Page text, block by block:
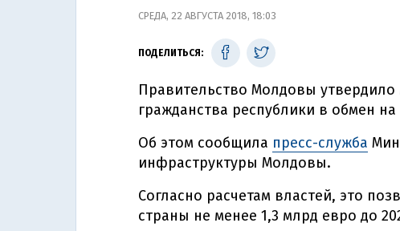
СРЕДА, 22 АВГУСТА 2018, 18:03
ПОДЕЛИТЬСЯ:
Правительство Молдовы утвердило
гражданства республики в обмен
Об этом сообщила пресс-служба
инфраструктуры Молдовы.
Согласно расчетам властей, это
страны не менее 1,3 млрд евро до